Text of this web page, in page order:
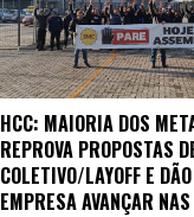
HCC: MAIORIA DOS
REPROVA PROPOSTAS
COLETIVO/LAYOFF E
EMPRESA AVANÇAR